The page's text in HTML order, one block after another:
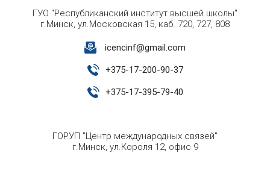
ГУО "Республиканский институт высшей школы"
г.Минск, ул.Московская 15, каб. 720, 727, 808
icencinf@gmail.com
+375-17-200-90-37
+375-17-395-79-40
ГОРУП "Центр международных связей"
г.Минск, ул.Короля 12, офис 9